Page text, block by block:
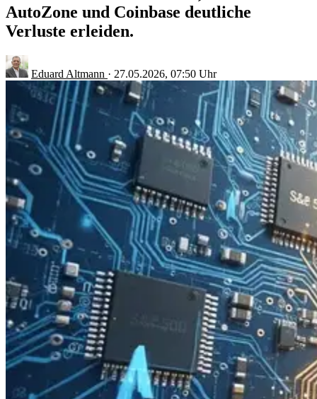
AutoZone und Coinbase deutliche
Verluste erleiden.
Eduard Altmann · 27.05.2026, 07:50 Uhr